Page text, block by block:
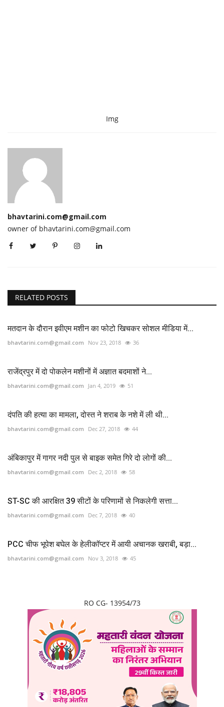
Img
bhavtarini.com@gmail.com
owner of bhavtarini.com@gmail.com
RELATED POSTS
मतदान के दौरान इवीएम मशीन का फोटो खिचकर सोशल मीडिया में...
bhavtarini.com@gmail.com Nov 23, 2018 36
राजेंद्रपुर में दो पोकलेन मशीनों में अज्ञात बदमाशों ने...
bhavtarini.com@gmail.com Jan 4, 2019 51
दंपति की हत्या का मामला, दोस्त ने शराब के नशे में ली थी...
bhavtarini.com@gmail.com Dec 27, 2018 44
अंबिकापुर में गागर नदी पुल से बाइक समेत गिरे दो लोगों की...
bhavtarini.com@gmail.com Dec 2, 2018 58
ST-SC की आरक्षित 39 सीटों के परिणामों से निकलेगी सत्ता...
bhavtarini.com@gmail.com Dec 7, 2018 40
PCC चीफ भूपेश बघेल के हेलीकॉप्टर में आयी अचानक खराबी, बड़ा...
bhavtarini.com@gmail.com Nov 3, 2018 45
RO CG- 13954/73